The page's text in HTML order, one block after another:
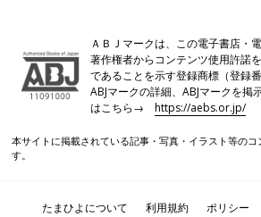
ＡＢＪマークは、この電子書店・
著作権者からコンテンツ使用許諾
であることを示す登録商標（登録
ABJマークの詳細、ABJマークを掲
はこちら→https://aebs.or.jp/
本サイトに掲載されている記事・写真・イラスト等の
す。
たまひよについて 利用規約 ポリシー